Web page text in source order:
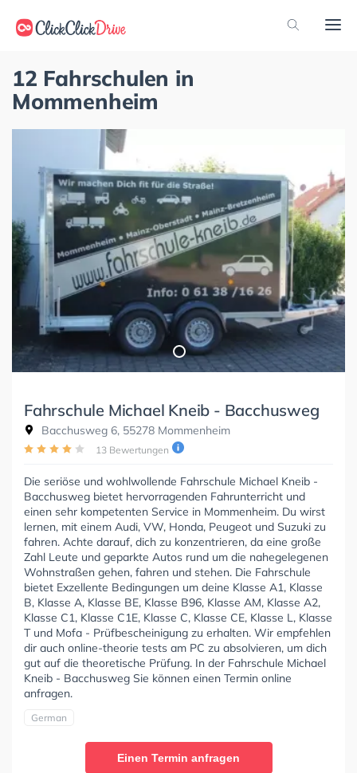
12 Fahrschulen in
Mommenheim
Fahrschule Michael Kneib - Bacchusweg
Bacchusweg 6, 55278 Mommenheim
13 Bewertungen
Die seriöse und wohlwollende Fahrschule Michael Kneib -
Bacchusweg bietet hervorragenden Fahrunterricht und
einen sehr kompetenten Service in Mommenheim. Du wirst
lernen, mit einem Audi, VW, Honda, Peugeot und Suzuki zu
fahren. Achte darauf, dich zu konzentrieren, da eine große
Zahl Leute und geparkte Autos rund um die nahegelegenen
Wohnstraßen gehen, fahren und stehen. Die Fahrschule
bietet Exzellente Bedingungen um deine Klasse A1, Klasse
B, Klasse A, Klasse BE, Klasse B96, Klasse AM, Klasse A2,
Klasse C1, Klasse C1E, Klasse C, Klasse CE, Klasse L, Klasse
T und Mofa - Prüfbescheinigung zu erhalten. Wir empfehlen
dir auch online-theorie tests am PC zu absolvieren, um dich
gut auf die theoretische Prüfung. In der Fahrschule Michael
Kneib - Bacchusweg Sie können einen Termin online
anfragen.
German
Einen Termin anfragen